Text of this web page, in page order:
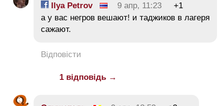
Ilya Petrov 9 апр, 11:23
+1
а у вас негров вешают! и таджиков в лагеря
сажают.
Відповісти
1 відповідь →